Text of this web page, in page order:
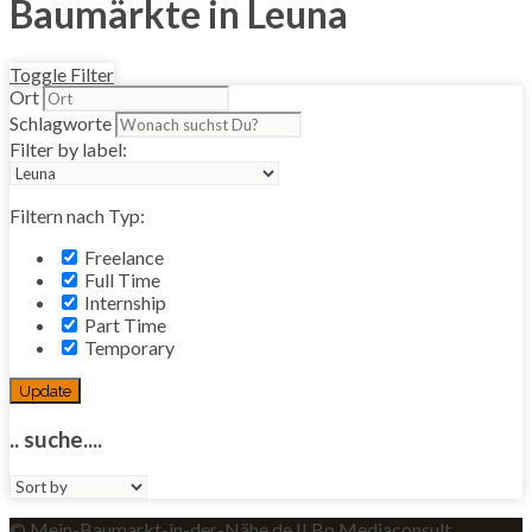
Baumärkte in Leuna
Toggle Filter
Ort
Schlagworte
Filter by label:
Filtern nach Typ:
Freelance
Full Time
Internship
Part Time
Temporary
Update
.. suche....
Sort